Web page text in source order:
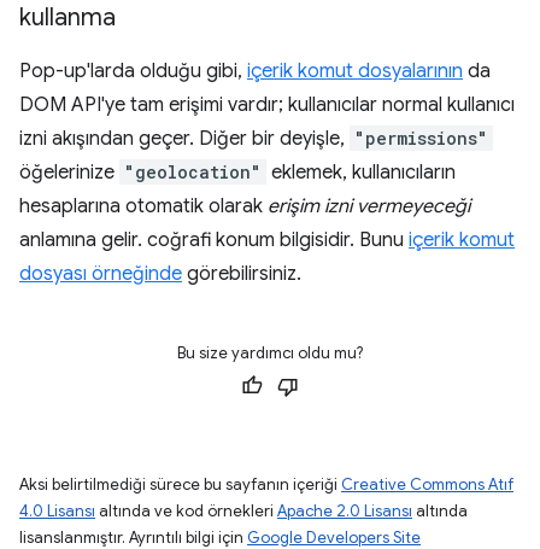
kullanma
Pop-up'larda olduğu gibi, içerik komut dosyalarının da
DOM API'ye tam erişimi vardır; kullanıcılar normal kullanıcı
izni akışından geçer. Diğer bir deyişle, "permissions"
öğelerinize "geolocation" eklemek, kullanıcıların
hesaplarına otomatik olarak erişim izni vermeyeceği
anlamına gelir. coğrafi konum bilgisidir. Bunu içerik komut
dosyası örneğinde görebilirsiniz.
Bu size yardımcı oldu mu?
Aksi belirtilmediği sürece bu sayfanın içeriği Creative Commons Atıf
4.0 Lisansı altında ve kod örnekleri Apache 2.0 Lisansı altında
lisanslanmıştır. Ayrıntılı bilgi için Google Developers Site